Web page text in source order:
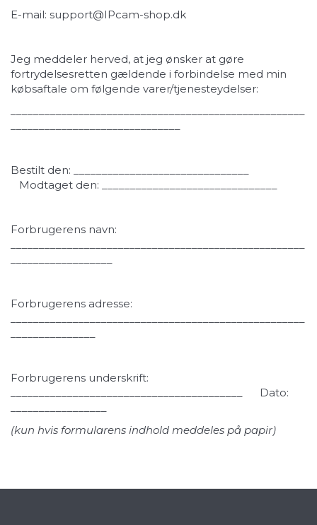
E-mail: support@IPcam-shop.dk
Jeg meddeler herved, at jeg ønsker at gøre
fortrydelsesretten gældende i forbindelse med min
købsaftale om følgende varer/tjenesteydelser:
Bestilt den: _______________________________
Modtaget den: _______________________________
Forbrugerens navn:
Forbrugerens adresse:
Forbrugerens underskrift:
_________________________________________ Dato:
(kun hvis formularens indhold meddeles på papir)